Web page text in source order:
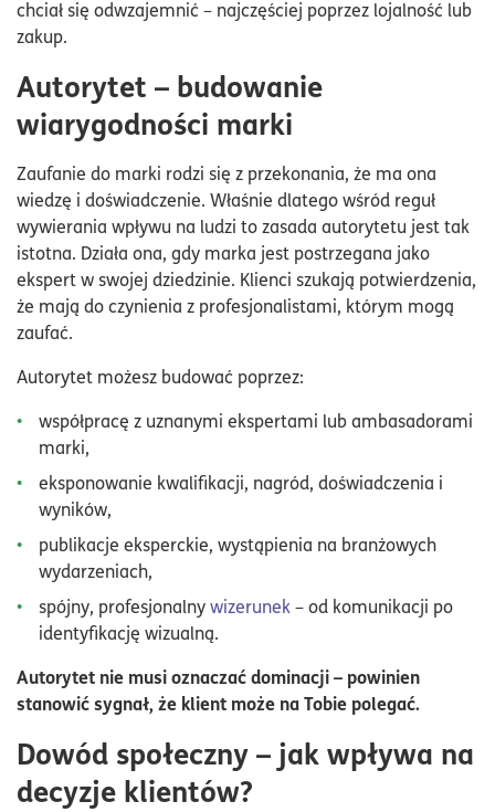
chciał się odwzajemnić – najczęściej poprzez lojalność lub
zakup.
Autorytet – budowanie
wiarygodności marki
Zaufanie do marki rodzi się z przekonania, że ma ona
wiedzę i doświadczenie. Właśnie dlatego wśród reguł
wywierania wpływu na ludzi to zasada autorytetu jest tak
istotna. Działa ona, gdy marka jest postrzegana jako
ekspert w swojej dziedzinie. Klienci szukają potwierdzenia,
że mają do czynienia z profesjonalistami, którym mogą
zaufać.
Autorytet możesz budować poprzez:
współpracę z uznanymi ekspertami lub ambasadorami
marki,
eksponowanie kwalifikacji, nagród, doświadczenia i
wyników,
publikacje eksperckie, wystąpienia na branżowych
wydarzeniach,
spójny, profesjonalnywizerunek– od komunikacji po
identyfikację wizualną.
Autorytet nie musi oznaczać dominacji – powinien
stanowić sygnał, że klient może na Tobie polegać.
Dowód społeczny – jak wpływa na
decyzje klientów?